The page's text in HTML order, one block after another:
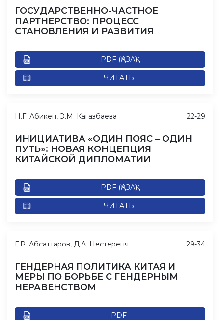
ГОСУДАРСТВЕННО-ЧАСТНОЕ
ПАРТНЕРСТВО: ПРОЦЕСС
СТАНОВЛЕНИЯ И РАЗВИТИЯ
PDF (ҚАЗАҚ)
ЧИТАТЬ
Н.Г. Абикен, Э.М. Кагазбаева
ИНИЦИАТИВА «ОДИН ПОЯС – ОДИН
ПУТЬ»: НОВАЯ КОНЦЕПЦИЯ
КИТАЙСКОЙ ДИПЛОМАТИИ
PDF (ҚАЗАҚ)
ЧИТАТЬ
22-29
Г.Р. Абсаттаров, Д.А. Нестереня
ГЕНДЕРНАЯ ПОЛИТИКА КИТАЯ И
МЕРЫ ПО БОРЬБЕ С ГЕНДЕРНЫМ
НЕРАВЕНСТВОМ
PDF
29-34